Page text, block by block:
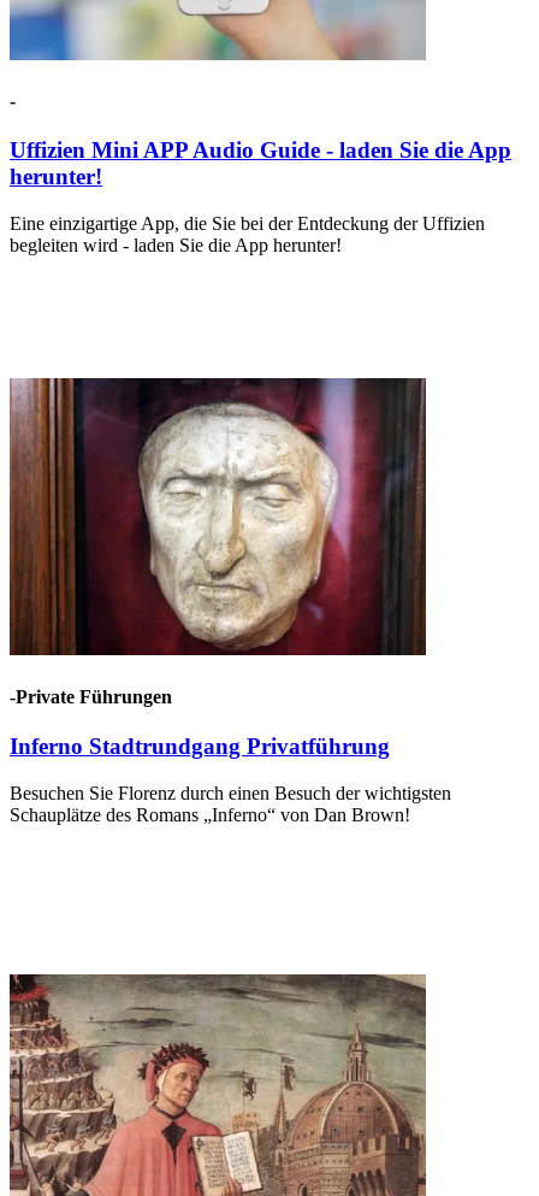
-
Uffizien Mini APP Audio Guide - laden Sie die App
herunter!
Eine einzigartige App, die Sie bei der Entdeckung der Uffizien
begleiten wird - laden Sie die App herunter!
-Private Führungen
Inferno Stadtrundgang Privatführung
Besuchen Sie Florenz durch einen Besuch der wichtigsten
Schauplätze des Romans „Inferno“ von Dan Brown!